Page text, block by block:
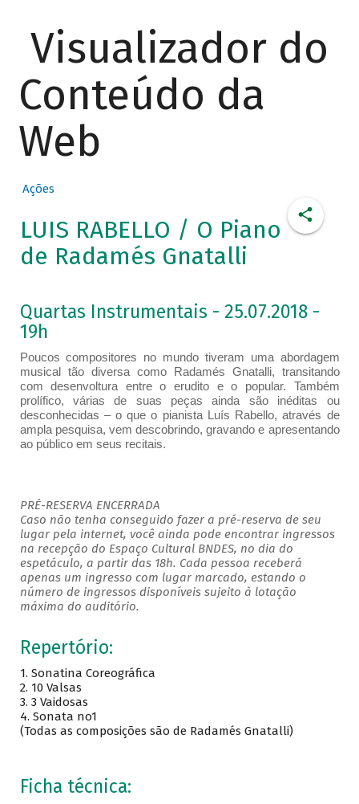
Visualizador do
Conteúdo da
Web
Ações
LUIS RABELLO / O Piano
de Radamés Gnatalli
Quartas Instrumentais - 25.07.2018 -
19h
Poucos compositores no mundo tiveram uma abordagem
musical tão diversa como Radamés Gnatalli, transitando
com desenvoltura entre o erudito e o popular. Também
prolífico, várias de suas peças ainda são inéditas ou
desconhecidas – o que o pianista Luís Rabello, através de
ampla pesquisa, vem descobrindo, gravando e apresentando
ao público em seus recitais.
PRÉ-RESERVA ENCERRADA
Caso não tenha conseguido fazer a pré-reserva de seu
lugar pela internet, você ainda pode encontrar ingressos
na recepção do Espaço Cultural BNDES, no dia do
espetáculo, a partir das 18h. Cada pessoa receberá
apenas um ingresso com lugar marcado, estando o
número de ingressos disponíveis sujeito à lotação
máxima do auditório.
Repertório:
1. Sonatina Coreográfica
2. 10 Valsas
3. 3 Vaidosas
4. Sonata no1
(Todas as composições são de Radamés Gnatalli)
Ficha técnica: